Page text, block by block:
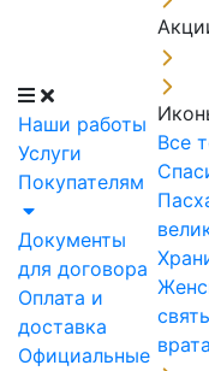
Наши работы
Услуги
Покупателям
Документы
для договора
Оплата и
доставка
Официальные
Все
врата